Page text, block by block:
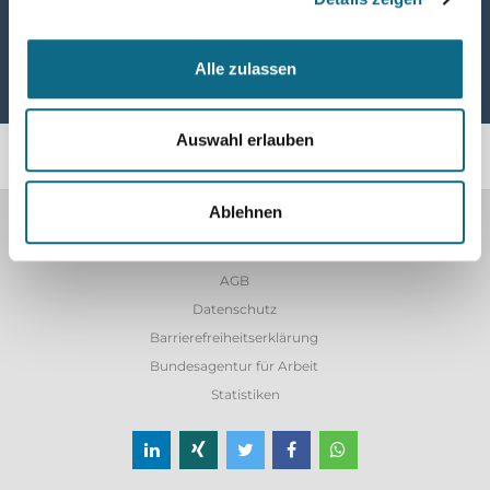
Alle zulassen
Auswahl erlauben
Ablehnen
Home
AGB
Datenschutz
Barrierefreiheitserklärung
Bundesagentur für Arbeit
Statistiken